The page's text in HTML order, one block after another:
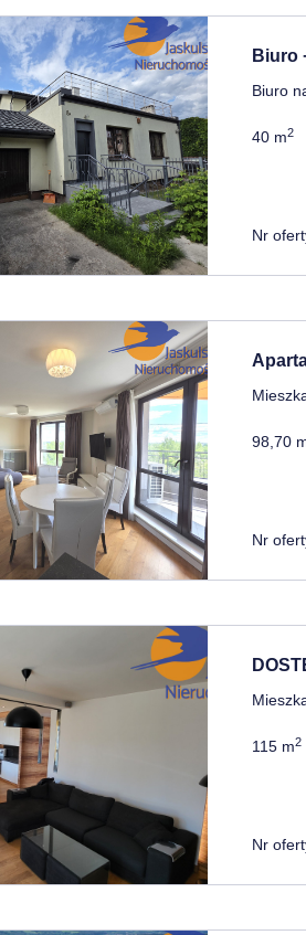
Biuro
Biuro
40 m2
Nr
98,70
Nr
115 m2
Nr